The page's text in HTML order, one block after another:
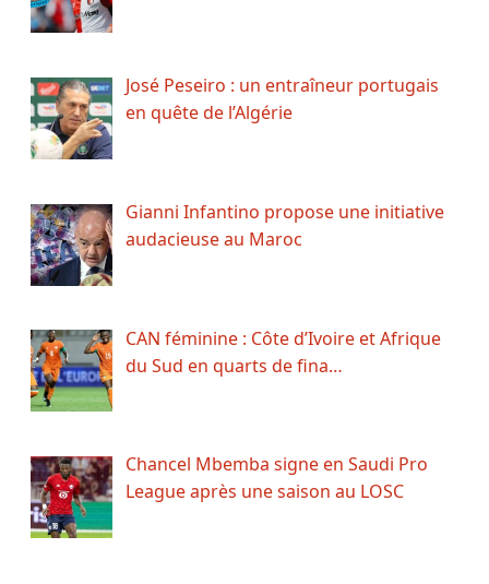
José Peseiro : un entraîneur portugais
en quête de l’Algérie
Gianni Infantino propose une initiative
audacieuse au Maroc
CAN féminine : Côte d’Ivoire et Afrique
du Sud en quarts de fina…
Chancel Mbemba signe en Saudi Pro
League après une saison au LOSC